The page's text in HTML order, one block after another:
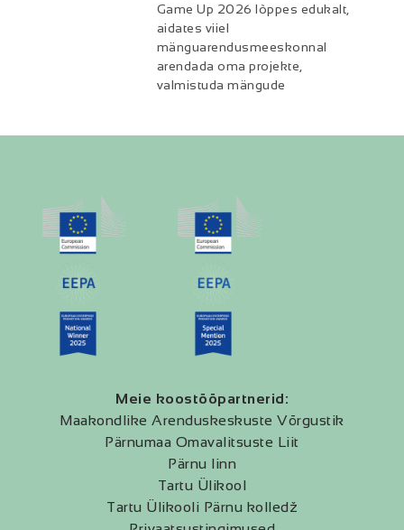
Game Up 2026 lõppes edukalt,
aidates viiel
mänguarendusmeeskonnal
arendada oma projekte,
valmistuda mängude
Meie koostööpartnerid:
Maakondlike Arenduskeskuste Võrgustik
Pärnumaa Omavalitsuste Liit
Pärnu linn
Tartu Ülikool
Tartu Ülikooli Pärnu kolledž